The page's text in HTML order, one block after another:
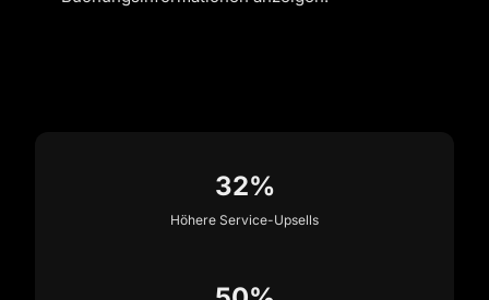
32%
Höhere Service-Upsells